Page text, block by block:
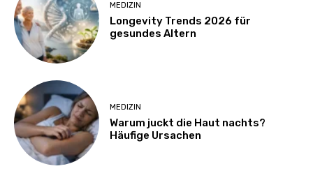
MEDIZIN
Longevity Trends 2026 für
gesundes Altern
MEDIZIN
Warum juckt die Haut nachts?
Häufige Ursachen